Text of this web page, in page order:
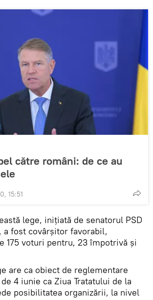
către români: de ce au
15:51
lege, inițiată de senatorul PSD
a fost covârșitor favorabil,
175 voturi pentru, 23 împotrivă şi
are ca obiect de reglementare
4 iunie ca Ziua Tratatului de la
posibilitatea organizării, la nivel